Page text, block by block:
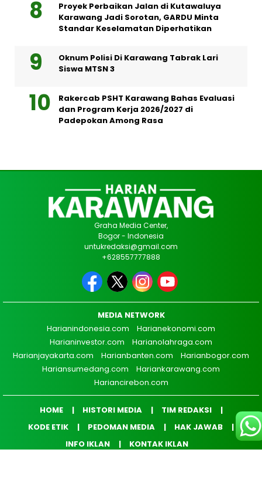
Proyek Perbaikan Jalan di Kutawaluya
Karawang Jadi Sorotan, GARDU Minta
Standar Keselamatan Diperhatikan
Oknum Polisi Di Karawang Tabrak Lari
Siswa MTSN 3
Rakercab PSHT Karawang Bahas Evaluasi
dan Program Kerja 2026/2027 di
Padepokan Among Rasa
Graha Media Center,
Bogor - Indonesia
untukredaksi@gmail.com
+628557777888
MEDIA NETWORK
Harianindonesia.com
Harianekonomi.com
Harianinvestor.com
Harianolahraga.com
Harianjayakarta.com
Harianbanten.com
Harianbogor.com
Hariansumedang.com
Hariankarawang.com
Hariancirebon.com
HOME HISTORI MEDIA
TIM REDAKSI
KODE ETIK
PEDOMAN MEDIA
HAK JAWAB
INFO IKLAN
KONTAK IKLAN